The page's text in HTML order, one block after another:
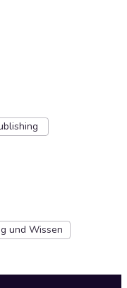
und Wissen